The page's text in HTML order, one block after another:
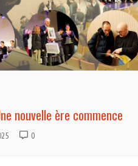
nouvelle ère commence
0